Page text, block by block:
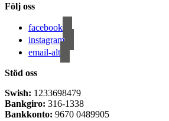
Följ oss
facebook
instagram
email-alt
Stöd oss
Swish: 1233698479
Bankgiro: 316-1338
Bankkonto: 9670 0489905